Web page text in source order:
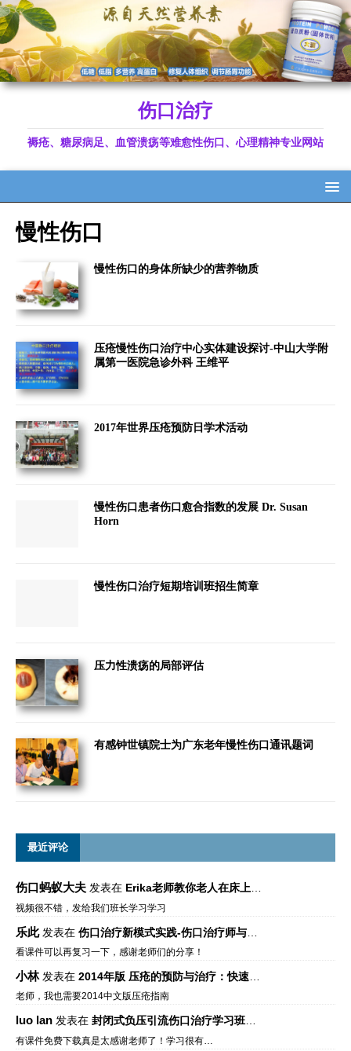
伤口治疗
褥疮、糖尿病足、血管溃疡等难愈性伤口、心理精神专业网站
慢性伤口
慢性伤口的身体所缺少的营养物质
压疮慢性伤口治疗中心实体建设探讨-中山大学附
属第一医院急诊外科 王维平
2017年世界压疮预防日学术活动
慢性伤口患者伤口愈合指数的发展 Dr. Susan
Horn
慢性伤口治疗短期培训班招生简章
压力性溃疡的局部评估
有感钟世镇院士为广东老年慢性伤口通讯题词
最近评论
伤口蚂蚁大夫 发表在 Erika老师教你老人在床上如何左右翻身
视频很不错，发给我们班长学习学习
乐此发表在 伤口治疗新模式实践-伤口治疗师与伤口专科
看课件可以再复习一下，感谢老师们的分享！
小林发表在 2014年版 压疮的预防与治疗：快速参考指南 – 中文版、英文版、芬兰语版、葡萄牙语版
老师，我也需要2014中文版压疮指南
luo lan 发表在 封闭式负压引流伤口治疗学习班课件资料免费下载
有课件免费下载真是太感谢老师了！学习很有…